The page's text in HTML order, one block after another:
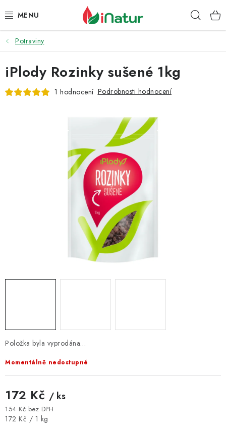
na
POTRAVINY
OŘECHY A SUŠENÉ PLODY
SNACKY
EKO DROGERIE A KOSMETIKA
ZNAČKY
Podmínky ochrany osobních údajů
Potraviny
Položka byla vyprodána…
Momentálně nedostupné
172 Kč / ks
154 Kč bez DPH
Měrná cena:
172 Kč / 1 kg
iPlody Rozinky sušené 1kg
1 hodnocení Podrobnosti hodnocení